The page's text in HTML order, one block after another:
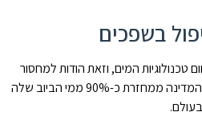
בשפכים
טכנולוגיות המים, וזאת הודות למחסור
המתמשך במקורות מים טבעיים. המדינה ממחזרת כ-90% ממי הביוב שלה